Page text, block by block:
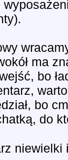
ma
bo
bo
do
niewielki